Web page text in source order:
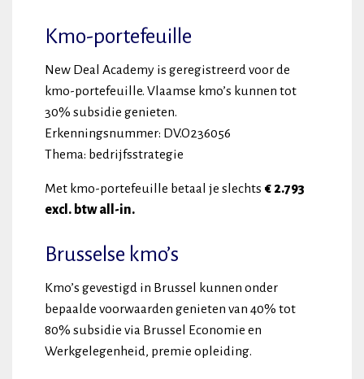
Kmo-portefeuille
New Deal Academy is geregistreerd voor de
kmo-portefeuille. Vlaamse kmo’s kunnen tot
30% subsidie genieten.
Erkenningsnummer: DV.O236056
Thema: bedrijfsstrategie
Met kmo-portefeuille betaal je slechts € 2.793
excl. btw all-in.
Brusselse kmo’s
Kmo’s gevestigd in Brussel kunnen onder
bepaalde voorwaarden genieten van 40% tot
80% subsidie via Brussel Economie en
Werkgelegenheid, premie opleiding.